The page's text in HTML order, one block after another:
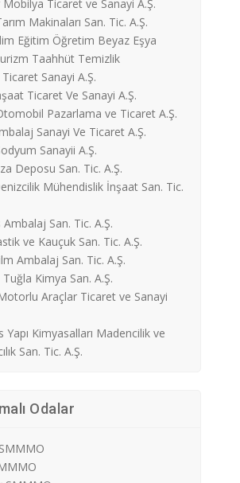
Mobilya Ticaret ve Sanayi A.Ş.
Makinaları San. Tic. A.Ş.
Eğitim Öğretim Beyaz Eşya
Taahhüt Temizlik
Sanayi A.Ş.
Ticaret Ve Sanayi A.Ş.
Pazarlama ve Ticaret A.Ş.
Sanayi Ve Ticaret A.Ş.
Sanayii A.Ş.
Deposu San. Tic. A.Ş.
Mühendislik İnşaat San. Tic.
Ambalaj San. Tic. A.Ş.
ve Kauçuk San. Tic. A.Ş.
Ambalaj San. Tic. A.Ş.
Kimya San. A.Ş.
Araçlar Ticaret ve Sanayi
Yapı Kimyasalları Madencilik ve
San. Tic. A.Ş.
Odalar